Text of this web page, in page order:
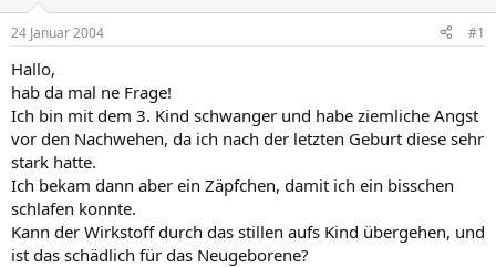
e
r
t
m
24 Januar 2004 #1
Hallo,
hab da mal ne Frage!
Ich bin mit dem 3. Kind schwanger und habe ziemliche Angst
vor den Nachwehen, da ich nach der letzten Geburt diese sehr
stark hatte.
Ich bekam dann aber ein Zäpfchen, damit ich ein bisschen
schlafen konnte.
Kann der Wirkstoff durch das stillen aufs Kind übergehen, und
ist das schädlich für das Neugeborene?